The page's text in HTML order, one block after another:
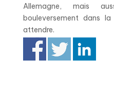
Allemagne, mais
bouleversement dans
attendre.